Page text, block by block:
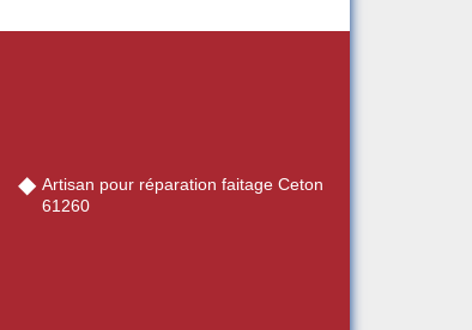
Artisan pour réparation faitage Ceton
61260